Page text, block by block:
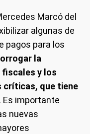
Marcó del
algunas de
pagos para los
la
fiscales y los
críticas, que tiene
. Es importante
nuevas